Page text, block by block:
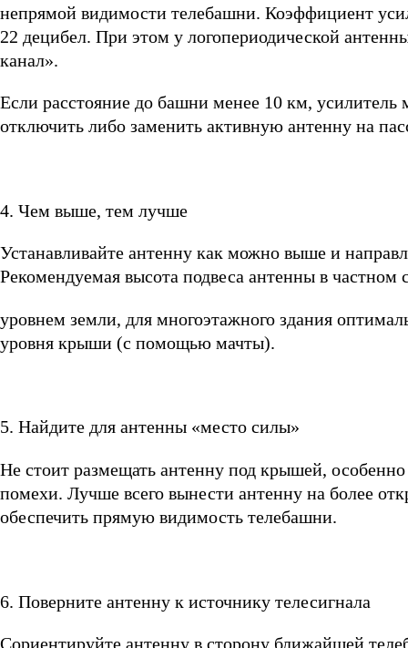
непрямой видимости телебашни. Коэффициент
22 децибел. При этом у логопериодической
канал».
Если расстояние до башни менее 10 км, усилитель
отключить либо заменить активную антенну на
4. Чем выше, тем лучше
Устанавливайте антенну как можно выше и
Рекомендуемая высота подвеса антенны в частном
уровнем земли, для многоэтажного здания
уровня крыши (с помощью мачты).
5. Найдите для антенны «место силы»
Не стоит размещать антенну под крышей,
помехи. Лучше всего вынести антенну на более
обеспечить прямую видимость телебашни.
6. Поверните антенну к источнику телесигнала
Сориентируйте антенну в сторону ближайшей